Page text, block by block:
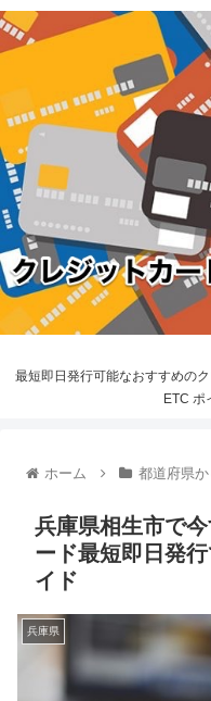
最短即日発行可能なおすすめの
ETC ポ
ホーム 都道府県
兵庫県相生市で
ード最短即日発
イド
兵庫県